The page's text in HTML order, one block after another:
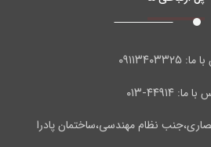
ما:۰۹۱۱۳۴۰۳۳۲۵
با ما: ۴۴۹۱۴-۰۱۳
نظام مهندسی،ساختمان پادرا